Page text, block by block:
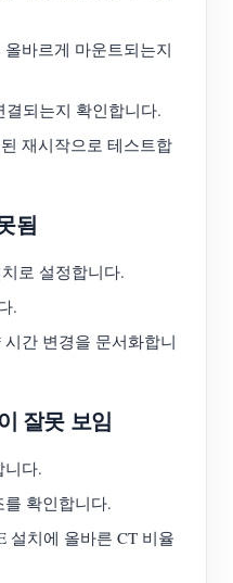
바르게 마운트되는지
되는지 확인합니다.
재시작으로 테스트합
됨
로 설정합니다.
.
간 변경을 문서화합니
잘못 보임
니다.
확인합니다.
설치에 올바른 CT 비율